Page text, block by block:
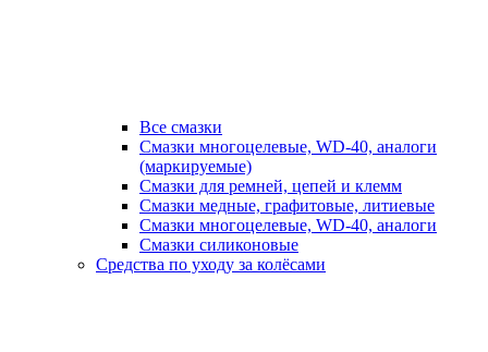
Все смазки
Смазки многоцелевые, WD-40, аналоги
(маркируемые)
Смазки для ремней, цепей и клемм
Смазки медные, графитовые, литиевые
Смазки многоцелевые, WD-40, аналоги
Смазки силиконовые
Средства по уходу за колёсами